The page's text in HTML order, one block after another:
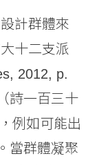
計群體來
十二支派
2012, p.
詩一百三十
例如可能出
當群體凝聚